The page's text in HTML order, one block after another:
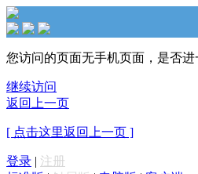
您访问的页面无手机页面，是否进
继续访问
返回上一页
[ 点击这里返回上一页 ]
登录 | 注册